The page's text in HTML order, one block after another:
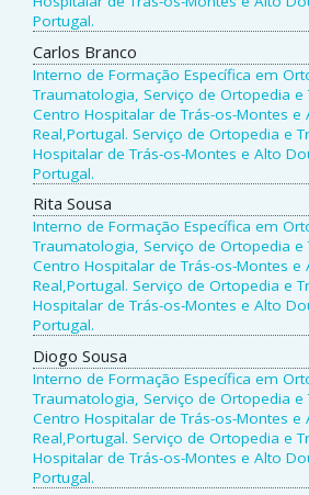
Portugal.
Carlos Branco
Interno de Formação Específica em
Traumatologia, Serviço de Ortopedia
Centro Hospitalar de Trás-os-Montes e
Real,Portugal. Serviço de Ortopedia e
Hospitalar de Trás-os-Montes e Alto
Portugal.
Rita Sousa
Interno de Formação Específica em
Traumatologia, Serviço de Ortopedia
Centro Hospitalar de Trás-os-Montes e
Real,Portugal. Serviço de Ortopedia e
Hospitalar de Trás-os-Montes e Alto
Portugal.
Diogo Sousa
Interno de Formação Específica em
Traumatologia, Serviço de Ortopedia
Centro Hospitalar de Trás-os-Montes e
Real,Portugal. Serviço de Ortopedia e
Hospitalar de Trás-os-Montes e Alto
Portugal.